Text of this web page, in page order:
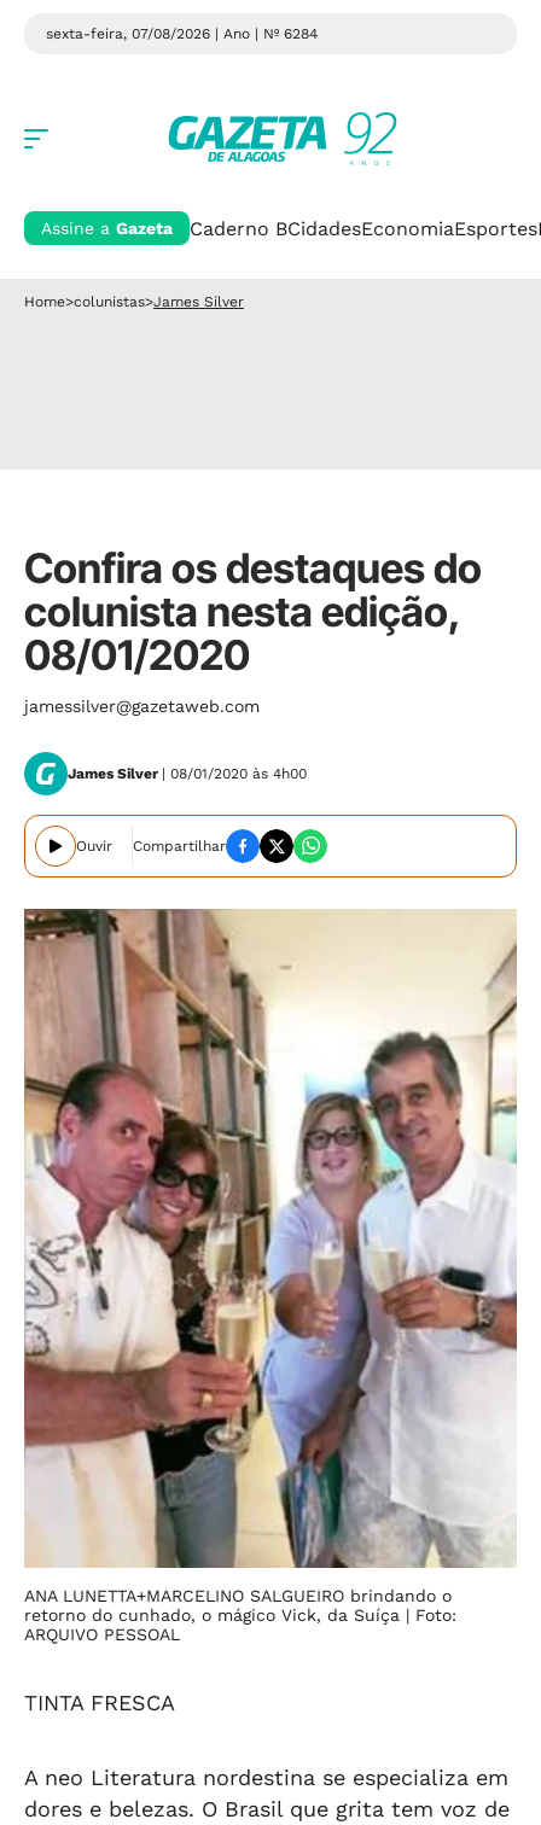
sexta-feira, 07/08/2026 | Ano | Nº 6284
Assine a Gazeta Caderno BCidadesEconomiaEsportes
Home>colunistas>James Silver
Confira os destaques do
colunista nesta edição,
08/01/2020
jamessilver@gazetaweb.com
James Silver | 08/01/2020 às 4h00
Ouvir Compartilhar
ANA LUNETTA+MARCELINO SALGUEIRO brindando o
retorno do cunhado, o mágico Vick, da Suíça | Foto:
ARQUIVO PESSOAL
TINTA FRESCA
A neo Literatura nordestina se especializa em
dores e belezas. O Brasil que grita tem voz de